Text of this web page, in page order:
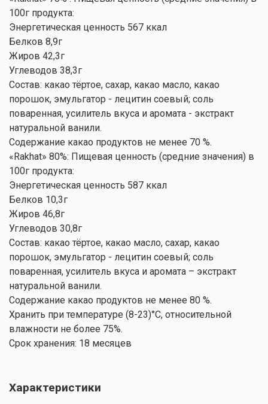
100г продукта:
Энергетическая ценность 567 ккал
Белков 8,9г
Жиров 42,3г
Углеводов 38,3г
Состав: какао тёртое, сахар, какао масло, какао
порошок, эмульгатор - лецитин соевый; соль
поваренная, усилитель вкуса и аромата - экстракт
натуральной ванили.
Содержание какао продуктов не менее 70 %.
«Rakhat» 80%: Пищевая ценность (средние значения) в
100г продукта:
Энергетическая ценность 587 ккал
Белков 10,3г
Жиров 46,8г
Углеводов 30,8г
Состав: какао тёртое, какао масло, сахар, какао
порошок, эмульгатор - лецитин соевый; соль
поваренная, усилитель вкуса и аромата – экстракт
натуральной ванили.
Содержание какао продуктов не менее 80 %.
Хранить при температуре (8-23)°С, относительной
влажности не более 75%.
Срок хранения: 18 месяцев
Характеристики